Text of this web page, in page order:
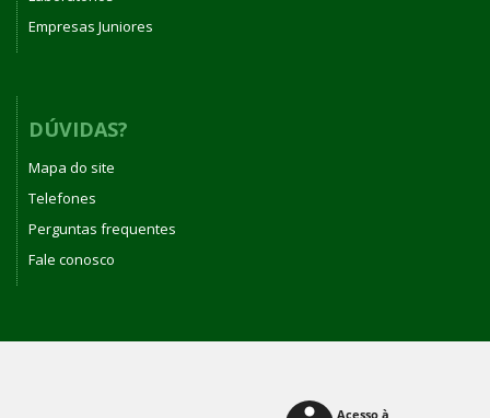
Empresas Juniores
DÚVIDAS?
Mapa do site
Telefones
Perguntas frequentes
Fale conosco